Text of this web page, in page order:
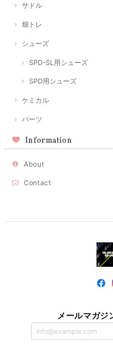
サドル
畑トレ
シューズ
SPD-SL用シューズ
SPD用シューズ
ケミカル
パーツ
Information
About
Contact
メールマガジ